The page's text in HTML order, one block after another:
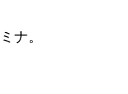
ナ。